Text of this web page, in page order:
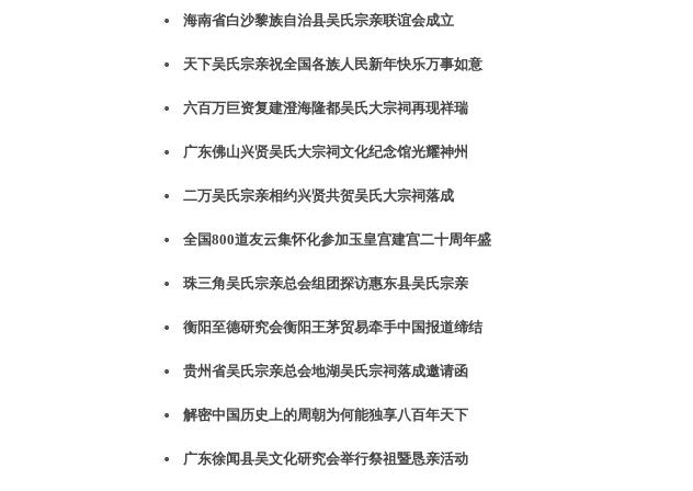
海南省白沙黎族自治县吴氏宗亲联谊会成立
天下吴氏宗亲祝全国各族人民新年快乐万事如意
六百万巨资复建澄海隆都吴氏大宗祠再现祥瑞
广东佛山兴贤吴氏大宗祠文化纪念馆光耀神州
二万吴氏宗亲相约兴贤共贺吴氏大宗祠落成
全国800道友云集怀化参加玉皇宫建宫二十周年盛
珠三角吴氏宗亲总会组团探访惠东县吴氏宗亲
衡阳至德研究会衡阳王茅贸易牵手中国报道缔结
贵州省吴氏宗亲总会地湖吴氏宗祠落成邀请函
解密中国历史上的周朝为何能独享八百年天下
广东徐闻县吴文化研究会举行祭祖暨恳亲活动